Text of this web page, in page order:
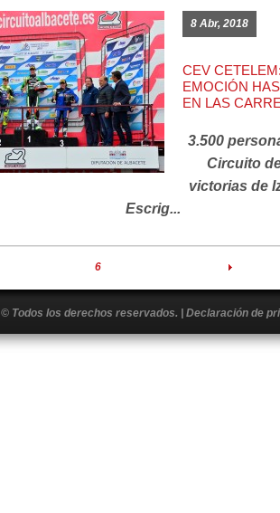
8 Abr, 2018
CEV
EMOCIÓN
EN LAS
3.500
Circuito
victorias de
Escrig...
6
© Todos los derechos reservados. | Declaración de